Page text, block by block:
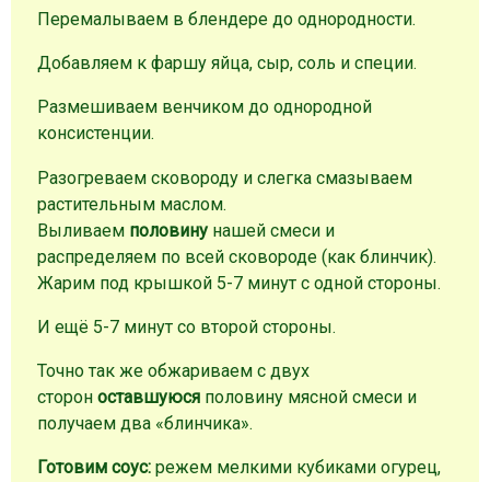
Перемалываем в блендере до однородности.
Добавляем к фаршу яйца, сыр, соль и специи.
Размешиваем венчиком до однородной
консистенции.
Разогреваем сковороду и слегка смазываем
растительным маслом.
Выливаем половину нашей смеси и
распределяем по всей сковороде (как блинчик).
Жарим под крышкой 5-7 минут с одной стороны.
И ещё 5-7 минут со второй стороны.
Точно так же обжариваем с двух
стороноставшуюся половину мясной смеси и
получаем два «блинчика».
Готовим соус: режем мелкими кубиками огурец,